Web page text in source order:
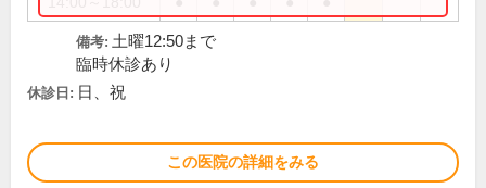
備考: 土曜12:50まで
臨時休診あり
休診日: 日、祝
この医院の詳細をみる